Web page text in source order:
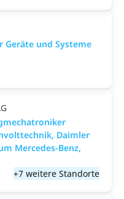
und Systeme
Daimler
Mercedes-Benz,
+7 weitere Standorte